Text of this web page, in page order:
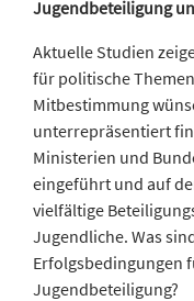
Jugendbeteiligung
Aktuelle Studien
für politische
Mitbestimmung
unterrepräsentiert
Ministerien und
eingeführt und auf
vielfältige
Jugendliche. Was
Erfolgsbedingungen
Jugendbeteiligung?